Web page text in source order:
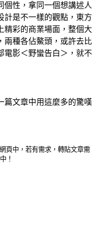
個性，拿同一個想講述人
計是不一樣的觀點，東方
精彩的商業場面，整個大
兩種各佔鰲頭，或許去比
電影＜野蠻告白＞，就不
篇文章中用這麼多的驚嘆
頁中，若有需求，轉貼文章需
！